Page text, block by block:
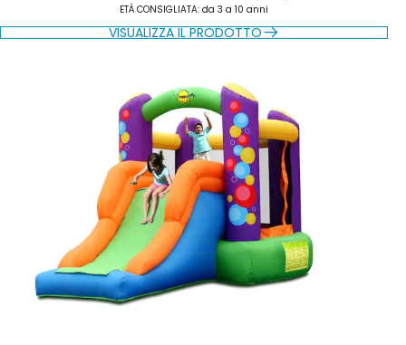
ETÀ CONSIGLIATA: da 3 a 10 anni
VISUALIZZA IL PRODOTTO